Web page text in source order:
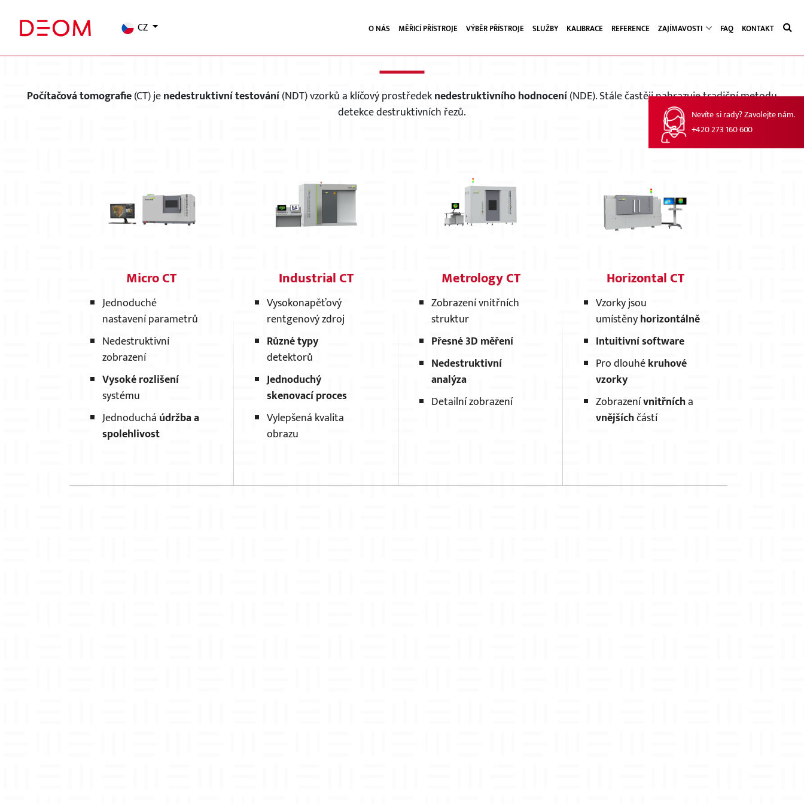
Nevíte si rady? Zavolejte nám.
+420 273 160 600
×
CZ O NÁS MĚŘICÍ PŘÍSTROJE VÝBĚR PŘÍSTROJE SLUŽBY KALIBRACE REFERENCE ZAJÍMAVOSTI FAQ KONTAKT
POČÍTAČOVÁ TOMOGRAFIE - CT
Počítačová tomografie(CT) jenedestruktivní testování(NDT) vzorků a klíčový prostředeknedestruktivního hodnocení(NDE). Stále častěji nahrazuje tradiční metodu
detekce destruktivních řezů.
Micro CT
Jednoduché
nastavení parametrů
Nedestruktivní
zobrazení
Vysoké rozlišení
systému
Jednoduchá údržba a
spolehlivost
Industrial CT
Vysokonapěťový
rentgenový zdroj
Různé typy
detektorů
Jednoduchý
skenovací proces
Vylepšená kvalita
obrazu
Metrology CT
Zobrazení vnitřních
struktur
Přesné 3D měření
Nedestruktivní
analýza
Detailní zobrazení
Horizontal CT
Vzorky jsou
umístěnyhorizontálně
Intuitivní software
Pro dlouhékruhové
vzorky
Zobrazenívnitřnícha
vnějšíchčástí